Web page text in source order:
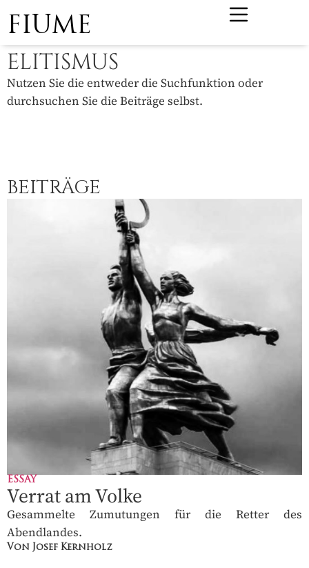
FIUME
ELITISMUS
Nutzen Sie die entweder die Suchfunktion oder
durchsuchen Sie die Beiträge selbst.
BEITRÄGE
ESSAY
Verrat am Volke
Gesammelte Zumutungen für die Retter des
Abendlandes.
Von Josef Kernholz